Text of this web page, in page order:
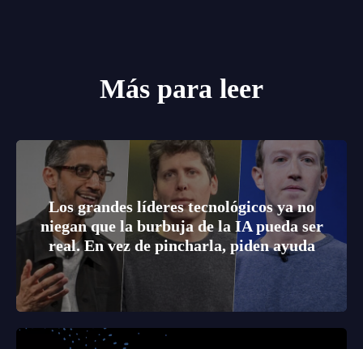
Más para leer
Los grandes líderes tecnológicos ya no
niegan que la burbuja de la IA pueda ser
real. En vez de pincharla, piden ayuda